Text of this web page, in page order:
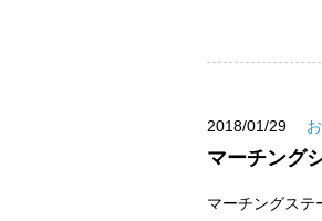
2018/01/29
マーチング
マーチングステ